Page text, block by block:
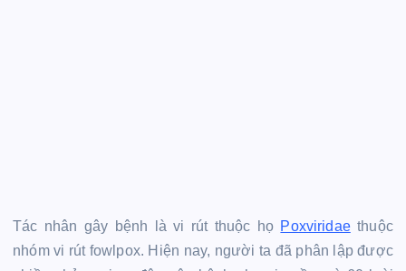
Tác nhân gây bệnh là vi rút thuộc họ Poxviridaethuộc
nhóm vi rút fowlpox. Hiện nay, người ta đã phân lập được